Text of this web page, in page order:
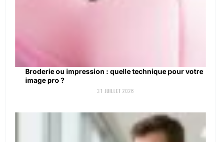
Broderie ou impression : quelle technique pour votre
image pro ?
31 juillet 2026